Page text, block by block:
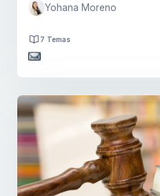
Yohana Moreno
7 Temas